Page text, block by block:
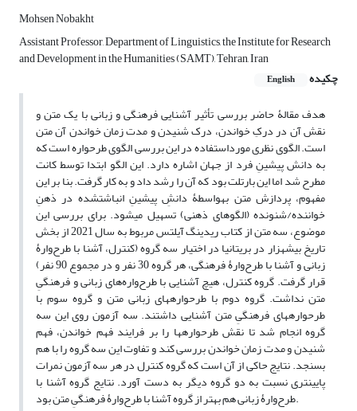
Mohsen Nobakht
Assistant Professor, Department of Linguistics, the Institute for Research
and Development in the Humanities (SAMT), Tehran, Iran
چکیده
English
هدف مقالۀ حاضر بررسی تأثیر آشنایی فرهنگی و زبانی با یک متن و
نقش آن در درکِ خواندن، درک شنیدن و مدت زمان خواندن آن متن
است. الگوی نظری مورداستفاده در این بررسی الگوی طرح‏واره است که
به دانش پیشینِ فرد از جهان اشاره دارد. این الگو ابتدا توسط کانت
مطرح شد اما این بارتلت بود که آن را رشد داد و به کار گرفت. بنا بر این
مفهوم، پردازش متن به‏واسطۀ دانشِ پیشینِ انباشت‏شده در ذهنِ
خواننده/شنونده (الگوهای ذهنی) تسهیل می‏شود. برای بررسی این
موضوع، سه متن از کتاب ریدینگ آیلتس مربوط به سال 2021 از بخش
تاریخ بیشه‏زار در بریتانیا در اختیار سه گروه (کنترل، آشنا با طرح‌وارۀ
زبانی و آشنا با طرح‌وارۀ فرهنگی، هر گروه 30 نفر و در مجموع 90 نفر)
قرار گرفت. گروه کنترل، هیچ آشنایی با طرح‌واره‌های زبانی و فرهنگیِ
متن نداشت. گروه دوم با طرح‏واره‏های زبانی متن و گروه سوم با
طرح‏واره‏های فرهنگیِ متن آشنایی داشتند. سه آزمون روی این سه
گروه انجام شد تا نقش طرح‏واره‏ها را بر فرایند فهم خواندن، فهم
شنیدن و مدت زمان خواندن بررسی کند و تفاوت این سه گروه را با هم
بسنجد. نتایج حاکی از آن است که گروه کنترل در هر سه آزمون نمرات
پایین‏تری نسبت به دو گروه دیگر به دست آورد. نتایج گروه آشنا با
طرح‌وارۀ زبانی هم بهتر از گروه آشنا با طرح‌وارۀ فرهنگیِ متن بود.